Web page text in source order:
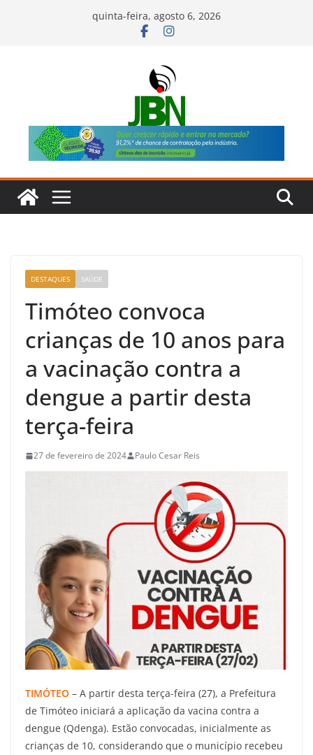
quinta-feira, agosto 6, 2026
DESTAQUES SAÚDE
Timóteo convoca
crianças de 10 anos para
a vacinação contra a
dengue a partir desta
terça-feira
27 de fevereiro de 2024 Paulo Cesar Reis
TIMÓTEO – A partir desta terça-feira (27), a Prefeitura
de Timóteo iniciará a aplicação da vacina contra a
dengue (Qdenga). Estão convocadas, inicialmente as
crianças de 10, considerando que o município recebeu